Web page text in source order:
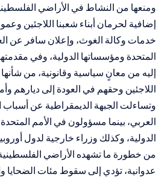
ومنعها من النشاط في الأراضي
إضافية لحرمان أبناء شعبنا اللاجئين
خدمات وكالة الغوث، وإعلان سافر عن
المتحدة ومؤسساتها الدولية، وفي
إليه من معانٍ سياسية وقانونية، من
اللاجئين وحقهم في العودة إلى ديارهم
وتساءلت الجبهة الديمقراطية عن
العربي، بينما مسؤولون في الأمم
الدولية، وكذلك وزراء خارجية لدول
من خطورة ما تشهده الأراضي
عدوانية، تؤدي إلى سقوط مئات الضحايا